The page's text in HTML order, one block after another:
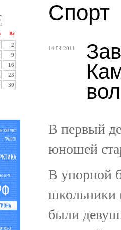
Вс
2
9
16
23
30
Спорт
14.04.2011
В первый
юношей
В упорной
школьники
были